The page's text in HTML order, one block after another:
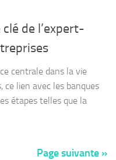
de l’expert-
centrale dans la vie
ce lien avec les banques
étapes telles que la
Page suivante »